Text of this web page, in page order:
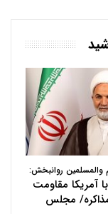
والمسلمین روانبخش:
با آمریکا مقاومت
مجلس